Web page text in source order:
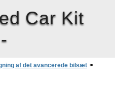
Car Kit
af det avancerede bilsæt >